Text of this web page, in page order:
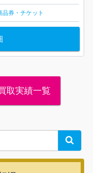
品券・チケット
取実績一覧
Search